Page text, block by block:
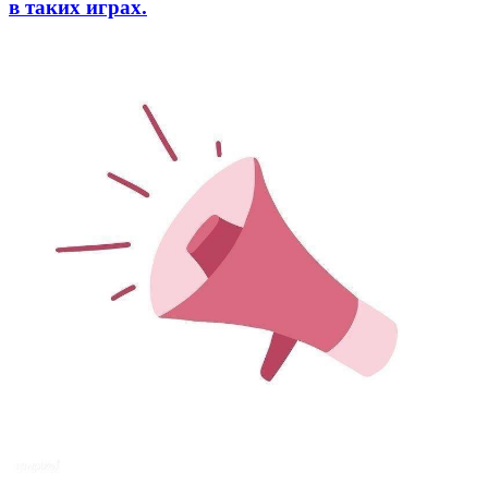
в таких играх.